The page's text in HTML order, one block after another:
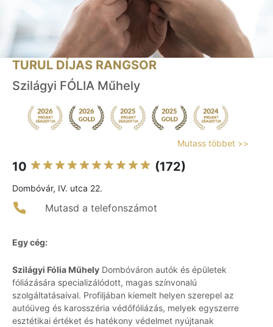
TURUL DÍJAS RANGSOR
Szilágyi FÓLIA Műhely
Mutass többet >>
10 (172)
Dombóvár, IV. utca 22.
Mutasd a telefonszámot
Egy cég:
Szilágyi Fólia Műhely Dombóváron autók és épületek
fóliázására specializálódott, magas színvonalú
szolgáltatásaival. Profiljában kiemelt helyen szerepel az
autóüveg és karosszéria védőfóliázás, melyek egyszerre
esztétikai értéket és hatékony védelmet nyújtanak